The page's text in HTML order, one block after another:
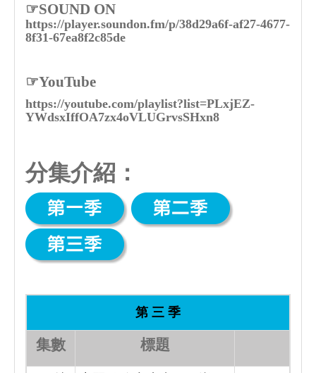
☞SOUND ON
https://player.soundon.fm/p/38d29a6f-af27-4677-
8f31-67ea8f2c85de
☞YouTube
https://youtube.com/playlist?list=PLxjEZ-
YWdsxIffOA7zx4oVLUGrvsSHxn8
分集介紹：
第 三 季
集數 標題